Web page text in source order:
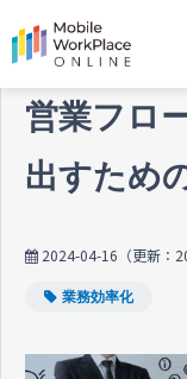
営業フロ
出すため
2024-04-16 （更新：
業務効率化